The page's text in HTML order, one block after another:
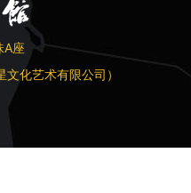
珠A座
艺术有限公司）